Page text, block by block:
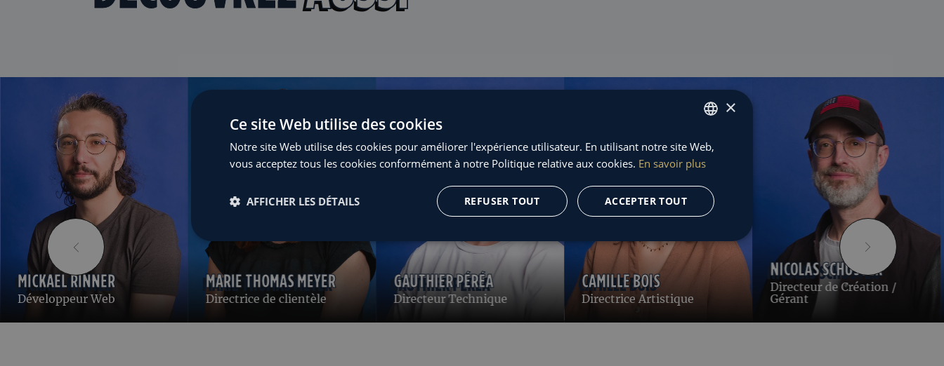
MICKAEL RINNER
Développeur Web
MARIE THOMAS MEYER
Directrice de clientèle
GAUTHIER PÉRÉA
Directeur Technique
CAMILLE BOIS
Directrice Artistique
NICOLAS SCHUSTER
Directeur de Création /
Gérant
FRENCH
ENGLISH
×
Ce site Web utilise des cookies
Notre site Web utilise des cookies pour améliorer l'expérience utilisateur. En utilisant notre site Web,
vous acceptez tous les cookies conformément à notre Politique relative aux cookies. En savoir plus
ACCEPTER TOUT
REFUSER TOUT
AFFICHER LES DÉTAILS